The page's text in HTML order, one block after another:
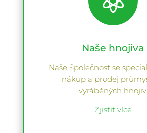
Naše hnojiva
Naše Společnost se
nákup a prodej
vyráběných hnojiv.
Zjistit více